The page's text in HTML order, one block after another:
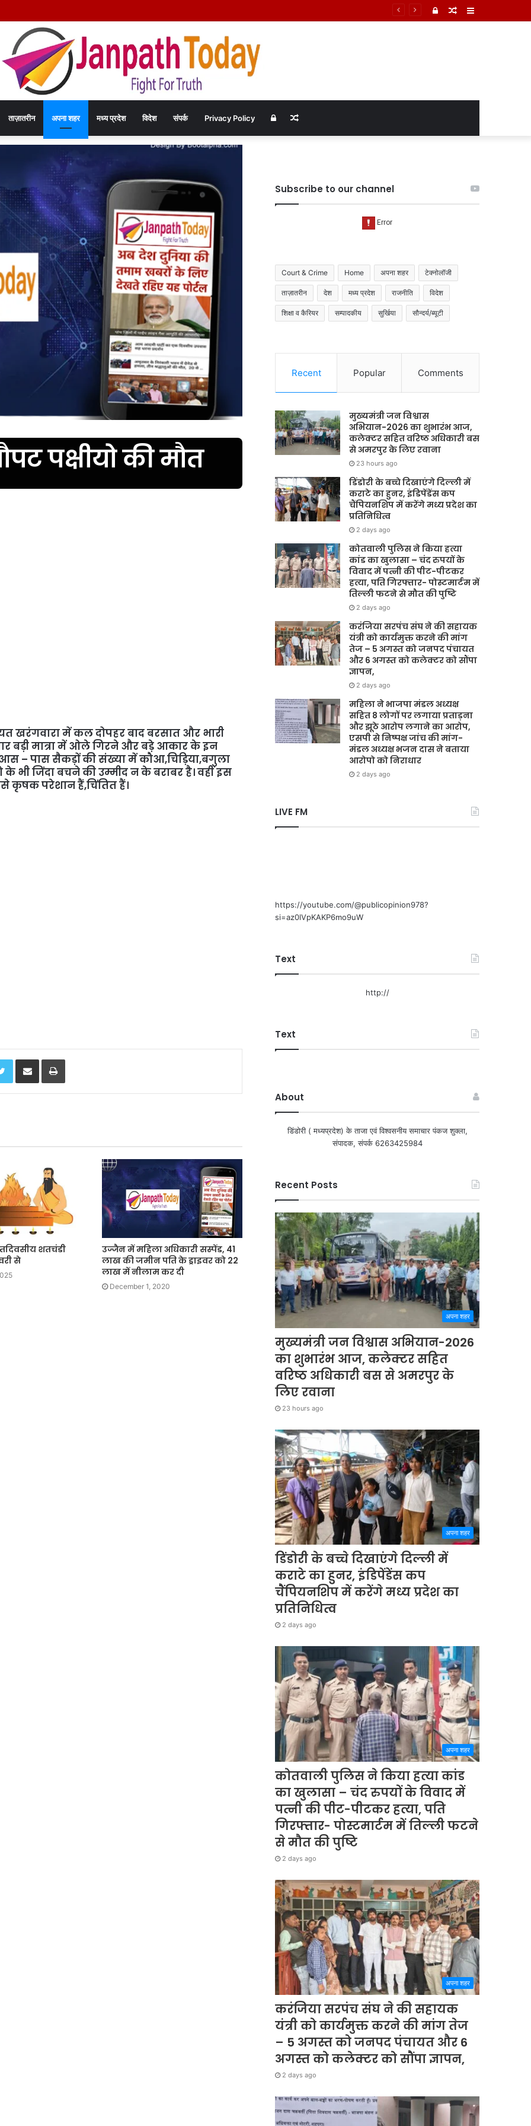
दिल्ली में कराटे का हुनर, इंडिपेंडेंस कप चैंपियनशिप में करेंगे मध्य प्रदेश का प्रतिनिधित्व Random
Log
ताज़ातरीन अपना शहर मध्य प्रदेश विदेश संपर्क Privacy Policy Random
Log
पक्षीयो की मौत
खरंगवारा में कल दोपहर बाद बरसात और भारी
बड़ी मात्रा में ओले गिरने और बड़े आकार के इन
– पास सैकड़ों की संख्या में कौआ,चिड़िया,बगुला
भी जिंदा बचने की उम्मीद न के बराबर है। वहीं इस
कृषक परेशान हैं,चिंतित हैं।
Twitter
शतचंडी
से
उज्जैन में महिला अधिकारी सस्पेंड, 41
लाख की जमीन पति के ड्राइवर को 22
लाख में नीलाम कर दी
December 1, 2020
Subscribe to our channel
Court & Crime Home अपना शहर टेक्नोलॉजी
ताज़ातरीन देश मध्य प्रदेश राजनीति विदेश
शिक्षा व कैरियर सम्पादकीय सुर्खिया सौन्दर्य/ब्यूटी
Recent Popular Comments
मुख्यमंत्री जन विश्वास
अभियान-2026 का शुभारंभ आज,
कलेक्टर सहित वरिष्ठ अधिकारी बस
से अमरपुर के लिए रवाना
23 hours ago
डिंडोरी के बच्चे दिखाएंगे दिल्ली में
कराटे का हुनर, इंडिपेंडेंस कप
चैंपियनशिप में करेंगे मध्य प्रदेश का
प्रतिनिधित्व
2 days ago
कोतवाली पुलिस ने किया हत्या
कांड का खुलासा – चंद रुपयों के
विवाद में पत्नी की पीट-पीटकर
हत्या, पति गिरफ्तार- पोस्टमार्टम में
तिल्ली फटने से मौत की पुष्टि
2 days ago
करंजिया सरपंच संघ ने की सहायक
यंत्री को कार्यमुक्त करने की मांग
तेज – 5 अगस्त को जनपद पंचायत
और 6 अगस्त को कलेक्टर को सौंपा
ज्ञापन,
2 days ago
महिला ने भाजपा मंडल अध्यक्ष
सहित 8 लोगों पर लगाया प्रताड़ना
और झूठे आरोप लगाने का आरोप,
एसपी से निष्पक्ष जांच की मांग-
मंडल अध्यक्ष भजन दास ने बताया
आरोपो को निराधार
2 days ago
LIVE FM
https://youtube.com/@publicopinion978?
si=az0lVpKAKP6mo9uW
Text
http://
Text
About
डिंडोरी ( मध्यप्रदेश) के ताजा एवं विश्वसनीय समाचार पंकज शुक्ला,
संपादक, संपर्क 6263425984
Recent Posts
अपना शहर
मुख्यमंत्री जन विश्वास अभियान-2026
का शुभारंभ आज, कलेक्टर सहित
वरिष्ठ अधिकारी बस से अमरपुर के
लिए रवाना
23 hours ago
अपना शहर
डिंडोरी के बच्चे दिखाएंगे दिल्ली में
कराटे का हुनर, इंडिपेंडेंस कप
चैंपियनशिप में करेंगे मध्य प्रदेश का
प्रतिनिधित्व
2 days ago
अपना शहर
कोतवाली पुलिस ने किया हत्या कांड
का खुलासा – चंद रुपयों के विवाद में
पत्नी की पीट-पीटकर हत्या, पति
गिरफ्तार- पोस्टमार्टम में तिल्ली फटने
से मौत की पुष्टि
2 days ago
अपना शहर
करंजिया सरपंच संघ ने की सहायक
यंत्री को कार्यमुक्त करने की मांग तेज
– 5 अगस्त को जनपद पंचायत और 6
अगस्त को कलेक्टर को सौंपा ज्ञापन,
2 days ago